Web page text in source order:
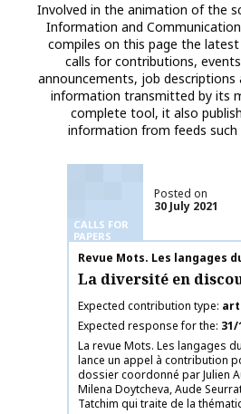
Involved in the animation of the
Information and Communication
compiles on this page the
calls for contributions,
announcements, job descriptions
information transmitted by its
complete tool, it also
information from feeds such
CALLS FOR
PAPERS
Posted on
30 July 2021
Publication name
Revue Mots. Les langages
La diversité en
Expected contribution type
Expected response for the 31/
La revue Mots. Les langages
lance un appel à contribution
dossier coordonné par Julien
Milena Doytcheva, Aude
Tatchim qui traite de la